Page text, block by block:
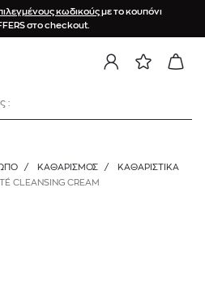
κωδικούςμε το κουπόνι
στο checkout.
:
/ ΚΑΘΑΡΙΣΜΌΣ /
ΚΑΘΑΡΙΣΤΙΚΆ
CLEANSING CREAM